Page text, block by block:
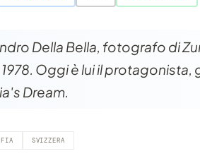
Della Bella, fotografo di
Oggi è lui il
Dream.
SVIZZERA